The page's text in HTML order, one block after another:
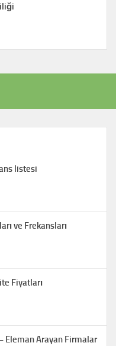
listesi
ve Frekansları
Fiyatları
Eleman Arayan Firmalar